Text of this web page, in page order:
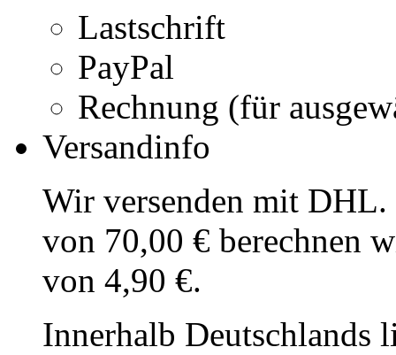
Lastschrift
PayPal
Rechnung (für
Versandinfo
Wir versenden mit DHL.
von 70,00 € berechnen
von 4,90 €.
Innerhalb Deutschlands